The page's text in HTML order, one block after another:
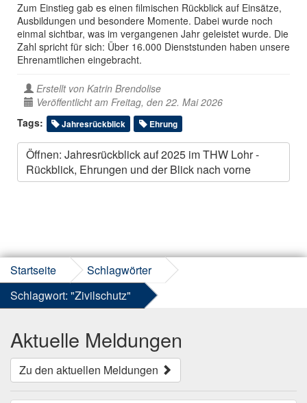
Zum Einstieg gab es einen filmischen Rückblick auf Einsätze,
Ausbildungen und besondere Momente. Dabei wurde noch
einmal sichtbar, was im vergangenen Jahr geleistet wurde. Die
Zahl spricht für sich: Über 16.000 Dienststunden haben unsere
Ehrenamtlichen eingebracht.
Erstellt von Katrin Brendolise
Veröffentlicht am Freitag, den 22. Mai 2026
Tags:
Jahresrückblick Ehrung
Öffnen: Jahresrückblick auf 2025 im THW Lohr -
Rückblick, Ehrungen und der Blick nach vorne
Startseite
Schlagwörter
Schlagwort: "Zivilschutz"
Aktuelle Meldungen
Zu den aktuellen Meldungen